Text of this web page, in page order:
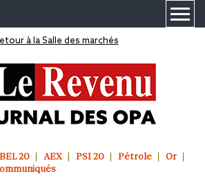
à la Salle des marchés
BEL 20 AEX PSI 20 Pétrole
Or